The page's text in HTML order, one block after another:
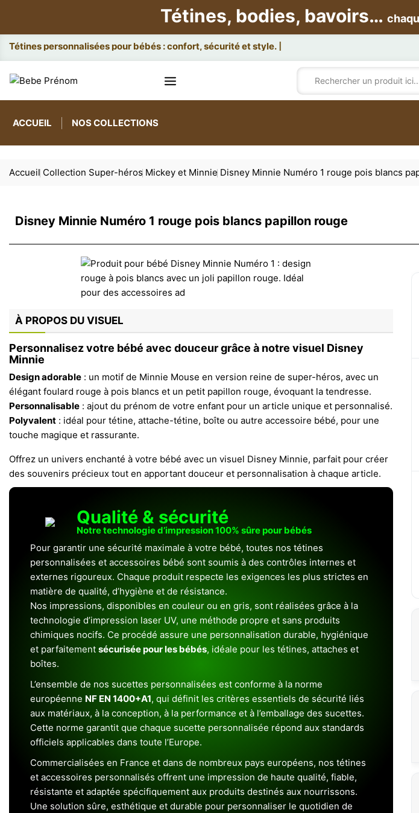
Tétines, bodies, bavoirs…
Attaches e
ACCUEIL NOS COLLECTIONS
Accueil Collection Super-héros Mickey et Minnie Disney Minnie Numéro 1 rouge pois blancs
Disney Minnie Numéro 1 rouge pois blancs papillon rouge
À PROPOS DU VISUEL
Personnalisez votre bébé avec douceur grâce à notre visuel Disney
Minnie
Design adorable : un motif de Minnie Mouse en version reine de super-héros, avec un
élégant foulard rouge à pois blancs et un petit papillon rouge, évoquant la tendresse.
Personnalisable : ajout du prénom de votre enfant pour un article unique et personnalisé.
Polyvalent : idéal pour tétine, attache-tétine, boîte ou autre accessoire bébé, pour une
touche magique et rassurante.
Offrez un univers enchanté à votre bébé avec un visuel Disney Minnie, parfait pour créer
des souvenirs précieux tout en apportant douceur et personnalisation à chaque article.
Qualité & sécurité
Notre technologie d’impression 100% sûre pour bébés
Pour garantir une sécurité maximale à votre bébé, toutes nos tétines
personnalisées et accessoires bébé sont soumis à des contrôles internes et
externes rigoureux. Chaque produit respecte les exigences les plus strictes en
matière de qualité, d’hygiène et de résistance.
Nos impressions, disponibles en couleur ou en gris, sont réalisées grâce à la
technologie d’impression laser UV, une méthode propre et sans produits
chimiques nocifs. Ce procédé assure une personnalisation durable, hygiénique
et parfaitement sécurisée pour les bébés, idéale pour les tétines, attaches et
boîtes.
L’ensemble de nos sucettes personnalisées est conforme à la norme
européenne NF EN 1400+A1, qui définit les critères essentiels de sécurité liés
aux matériaux, à la conception, à la performance et à l’emballage des sucettes.
Cette norme garantit que chaque sucette personnalisée répond aux standards
officiels applicables dans toute l’Europe.
Commercialisées en France et dans de nombreux pays européens, nos tétines
et accessoires personnalisés offrent une impression de haute qualité, fiable,
résistante et adaptée spécifiquement aux produits destinés aux nourrissons.
Une solution sûre, esthétique et durable pour personnaliser le quotidien de